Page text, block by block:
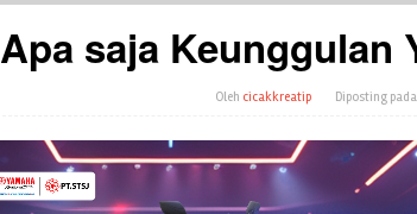
Apa saja Keunggulan
Oleh cicakkreatip Diposting pada